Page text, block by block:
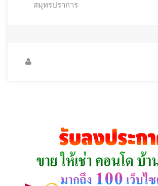
สมุทรปราการ